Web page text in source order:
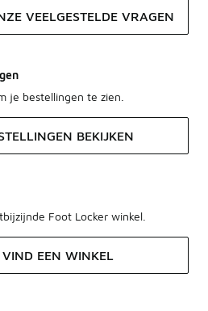
VEELGESTELDE VRAGEN
je bestellingen te zien.
BEKIJKEN
Foot Locker winkel.
VIND EEN WINKEL